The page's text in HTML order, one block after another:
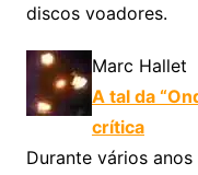
discos voadores.
Marc Hallet
A tal da
crítica
Durante vários